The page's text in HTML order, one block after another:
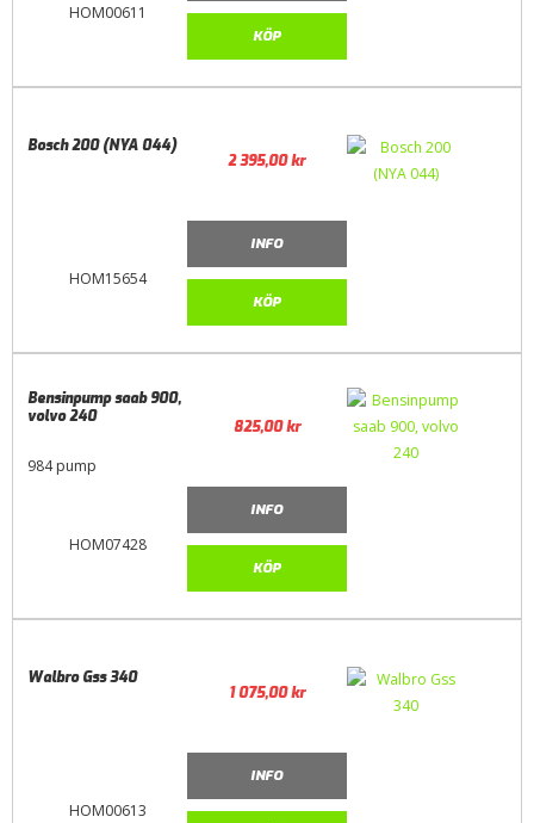
HOM00611
KÖP
HOM15654
Bosch 200 (NYA 044)
2 395,00kr
INFO
KÖP
HOM07428
Bensinpump saab 900,
volvo 240
984 pump
825,00kr
INFO
KÖP
HOM00613
Walbro Gss 340
1 075,00kr
INFO